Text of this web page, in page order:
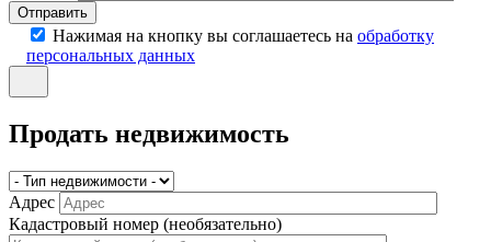
Отправить
Нажимая на кнопку вы соглашаетесь на обработку
персональных данных
Продать недвижимость
Адрес
Кадастровый номер (необязательно)